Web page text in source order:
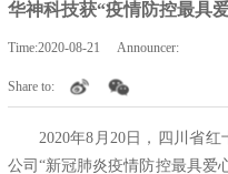
华神科技获“疫情防控最具
Time:2020-08-21 Announcer:
Share to:
2020年8月20日，四川省
公司“新冠肺炎疫情防控最具爱